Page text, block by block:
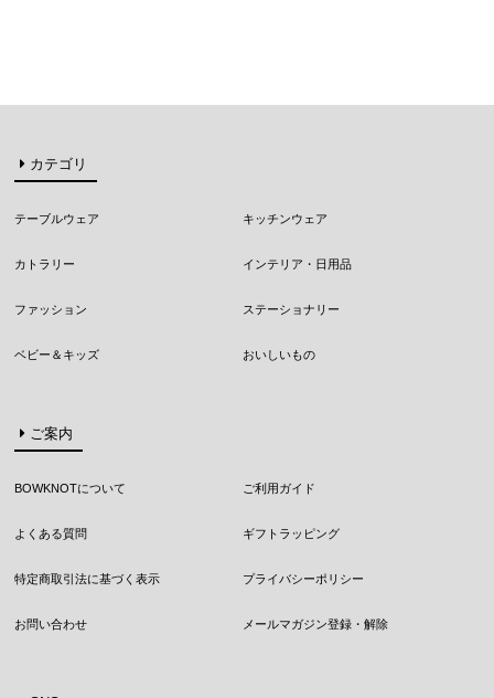
カテゴリ
テーブルウェア キッチンウェア
カトラリー インテリア・日用品
ファッション ステーショナリー
ベビー＆キッズ おいしいもの
ご案内
BOWKNOTについて ご利用ガイド
よくある質問 ギフトラッピング
特定商取引法に基づく表示 プライバシーポリシー
お問い合わせ メールマガジン登録・解除